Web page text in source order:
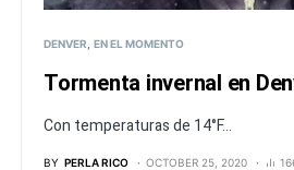
DENVER EN EL MOMENTO
Tormenta invernal en
Con temperaturas de 14°F...
BY PERLA RICO OCTOBER 25, 2020